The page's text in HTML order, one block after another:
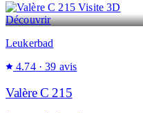
Visite 3D
Découvrir
Leukerbad
4.74 · 39 avis
Valère C 215